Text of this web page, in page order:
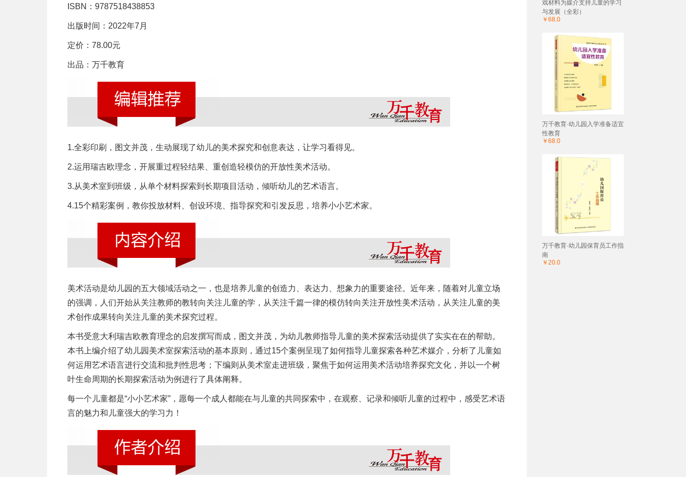
ISBN：9787518438853
出版时间：2022年7月
定价：78.00元
出品：万千教育
1.全彩印刷，图文并茂，生动展现了幼儿的美术探究和创意表达，让学习看得见。
2.运用瑞吉欧理念，开展重过程轻结果、重创造轻模仿的开放性美术活动。
3.从美术室到班级，从单个材料探索到长期项目活动，倾听幼儿的艺术语言。
4.15个精彩案例，教你投放材料、创设环境、指导探究和引发反思，培养小小艺术家。
美术活动是幼儿园的五大领域活动之一，也是培养儿童的创造力、表达力、想象力的重要途径。近年来，随着对儿童立场
的强调，人们开始从关注教师的教转向关注儿童的学，从关注千篇一律的模仿转向关注开放性美术活动，从关注儿童的美
术创作成果转向关注儿童的美术探究过程。
本书受意大利瑞吉欧教育理念的启发撰写而成，图文并茂，为幼儿教师指导儿童的美术探索活动提供了实实在在的帮助。
本书上编介绍了幼儿园美术室探索活动的基本原则，通过15个案例呈现了如何指导儿童探索各种艺术媒介，分析了儿童如
何运用艺术语言进行交流和批判性思考；下编则从美术室走进班级，聚焦于如何运用美术活动培养探究文化，并以一个树
叶生命周期的长期探索活动为例进行了具体阐释。
每一个儿童都是“小小艺术家”，愿每一个成人都能在与儿童的共同探索中，在观察、记录和倾听儿童的过程中，感受艺术语
言的魅力和儿童强大的学习力！
戏材料为媒介支持儿童的学习
与发展（全彩）
￥68.0
万千教育·幼儿园入学准备适宜
性教育
￥68.0
万千教育·幼儿园保育员工作指
南
￥20.0